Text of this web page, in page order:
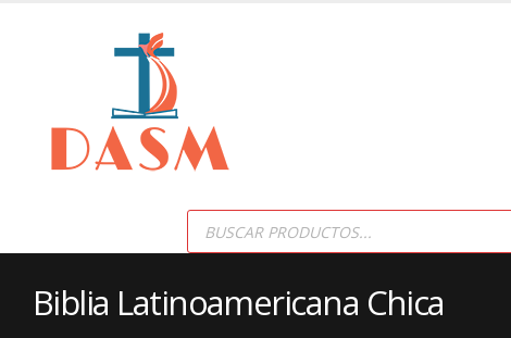
Products
search
Biblia Latinoamericana Chica